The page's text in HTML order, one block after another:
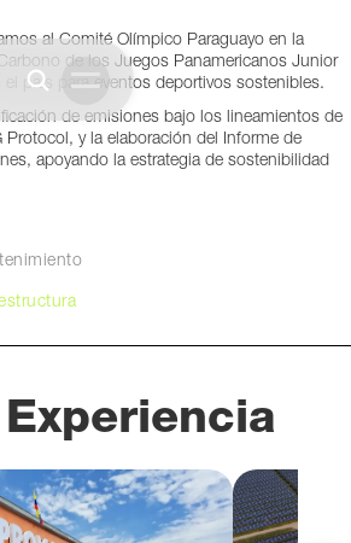
al Comité Olímpico Paraguayo en la
de los Juegos Panamericanos Junior
país para eventos deportivos sostenibles.
de emisiones bajo los lineamientos de
y la elaboración del Informe de
apoyando la estrategia de sostenibilidad